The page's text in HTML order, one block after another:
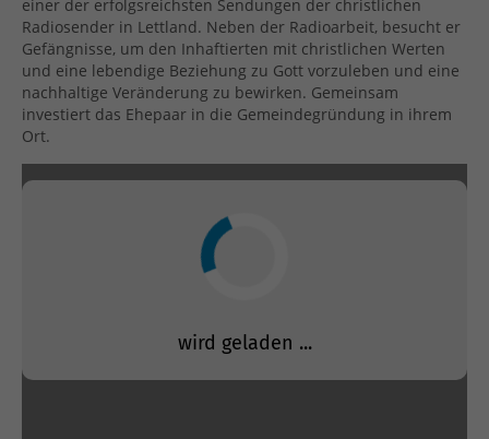
einer der erfolgsreichsten Sendungen der christlichen
Radiosender in Lettland. Neben der Radioarbeit, besucht er
Gefängnisse, um den Inhaftierten mit christlichen Werten
und eine lebendige Beziehung zu Gott vorzuleben und eine
nachhaltige Veränderung zu bewirken. Gemeinsam
investiert das Ehepaar in die Gemeindegründung in ihrem
Ort.